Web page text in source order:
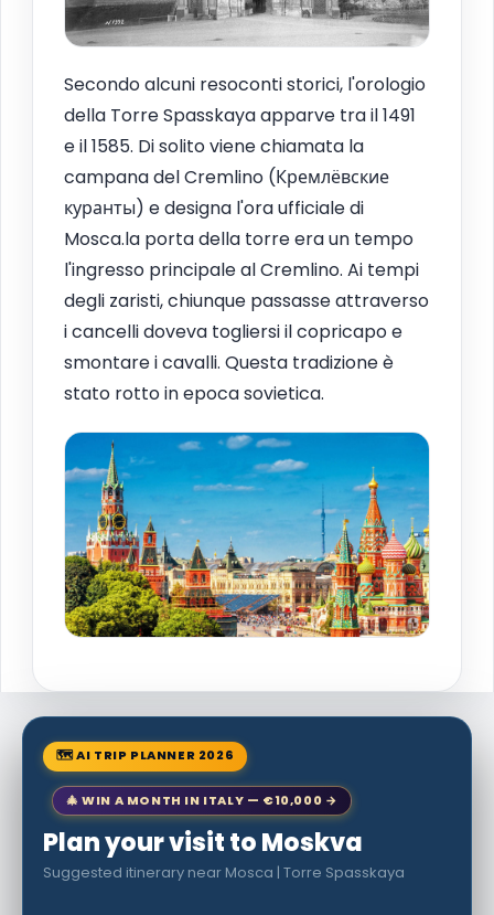
Secondo alcuni resoconti storici, l'orologio
della Torre Spasskaya apparve tra il 1491
e il 1585. Di solito viene chiamata la
campana del Cremlino (Кремлёвские
куранты) e designa l'ora ufficiale di
Mosca.la porta della torre era un tempo
l'ingresso principale al Cremlino. Ai tempi
degli zaristi, chiunque passasse attraverso
i cancelli doveva togliersi il copricapo e
smontare i cavalli. Questa tradizione è
stato rotto in epoca sovietica.
🗺 AI TRIP PLANNER 2026
🎄 WIN A MONTH IN ITALY — €10,000 →
Plan your visit to Moskva
Suggested itinerary near Mosca | Torre Spasskaya